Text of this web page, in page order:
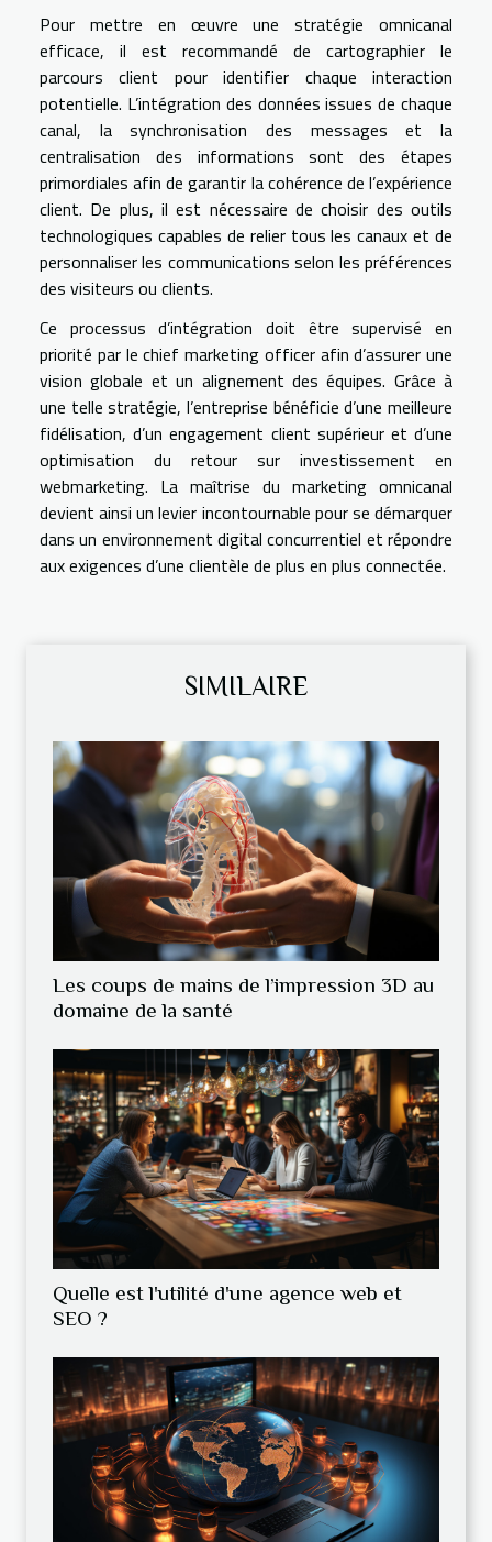
Pour mettre en œuvre une stratégie omnicanal
efficace, il est recommandé de cartographier le
parcours client pour identifier chaque interaction
potentielle. L’intégration des données issues de chaque
canal, la synchronisation des messages et la
centralisation des informations sont des étapes
primordiales afin de garantir la cohérence de l’expérience
client. De plus, il est nécessaire de choisir des outils
technologiques capables de relier tous les canaux et de
personnaliser les communications selon les préférences
des visiteurs ou clients.
Ce processus d’intégration doit être supervisé en
priorité par le chief marketing officer afin d’assurer une
vision globale et un alignement des équipes. Grâce à
une telle stratégie, l’entreprise bénéficie d’une meilleure
fidélisation, d’un engagement client supérieur et d’une
optimisation du retour sur investissement en
webmarketing. La maîtrise du marketing omnicanal
devient ainsi un levier incontournable pour se démarquer
dans un environnement digital concurrentiel et répondre
aux exigences d’une clientèle de plus en plus connectée.
SIMILAIRE
Les coups de mains de l’impression 3D au
domaine de la santé
Quelle est l'utilité d'une agence web et
SEO ?